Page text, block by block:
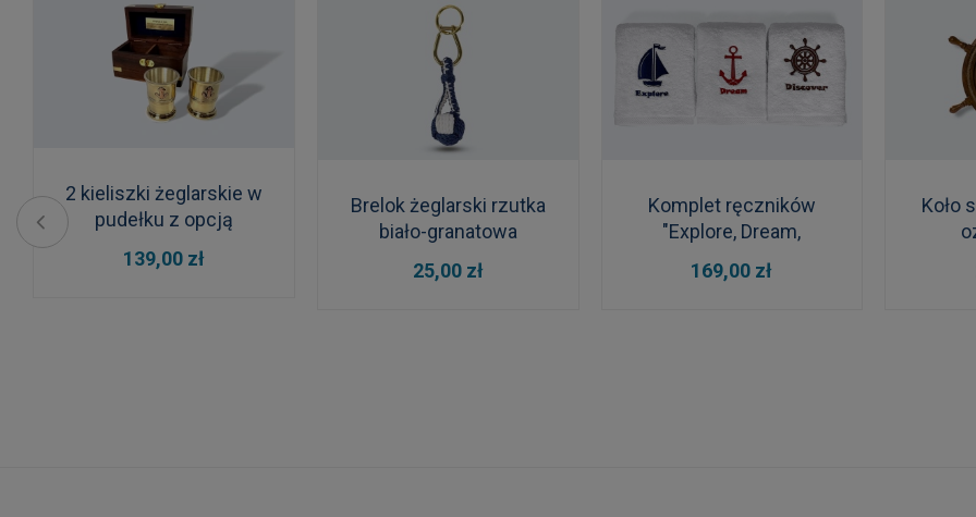
2 kieliszki żeglarskie w
pudełku z opcją
dedykacji
139,00 zł
DO KOSZYKA
Brelok żeglarski rzutka
biało-granatowa
25,00 zł
DO KOSZYKA
Komplet ręczników
"Explore, Dream,
Discover"
169,00 zł
DO KOSZYKA
Koło